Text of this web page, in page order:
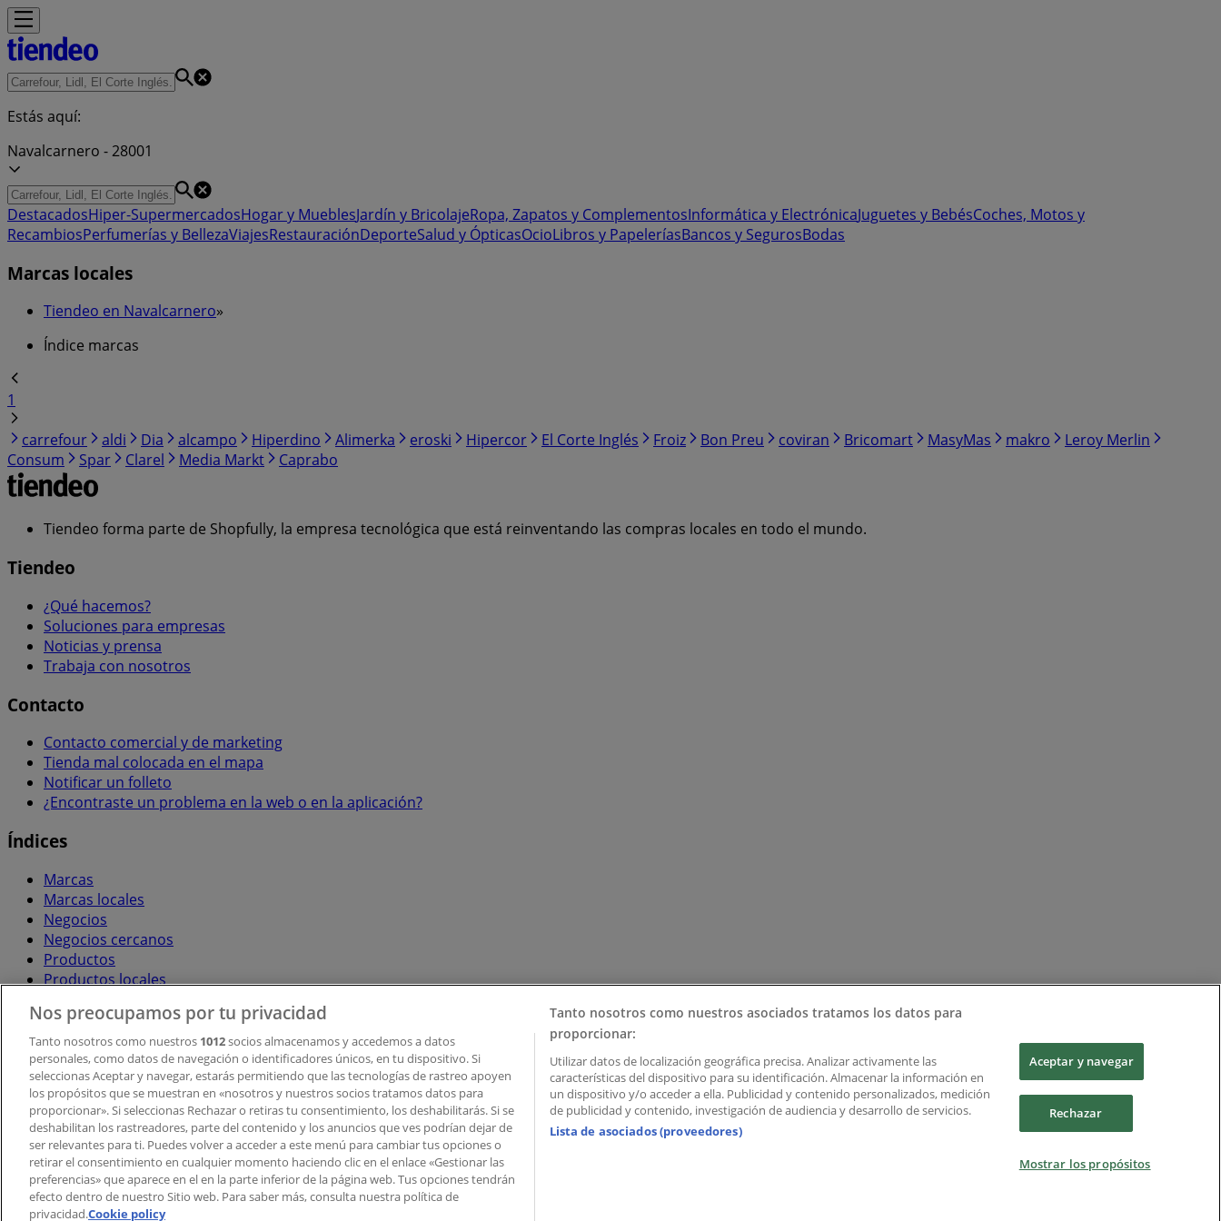
Estás aquí:
Navalcarnero - 28001
DestacadosHiper-SupermercadosHogar y MueblesJardín y BricolajeRopa, Zapatos y ComplementosInformática y ElectrónicaJuguetes y BebésCoches, Motos y
RecambiosPerfumerías y BellezaViajesRestauraciónDeporteSalud y ÓpticasOcioLibros y PapeleríasBancos y SegurosBodas
Marcas locales
Tiendeo en Navalcarnero»
Índice marcas
1
carrefour
aldi Dia alcampo Hiperdino Alimerka eroski Hipercor El Corte Inglés Froiz Bon Preu coviran Bricomart MasyMas makro
Leroy Merlin
Consum
Spar Clarel Media Markt Caprabo
Tiendeo forma parte de Shopfully, la empresa tecnológica que está reinventando las compras locales en todo el mundo.
Tiendeo
¿Qué hacemos?
Soluciones para empresas
Noticias y prensa
Trabaja con nosotros
Contacto
Contacto comercial y de marketing
Tienda mal colocada en el mapa
Notificar un folleto
¿Encontraste un problema en la web o en la aplicación?
Índices
Marcas
Marcas locales
Negocios
Negocios cercanos
Productos
Productos locales
Descargar la APP Tiendeo
Copyright © Tiendeo ® 2026 · Shopfully Marketing S.L.U. – Palau de Mar – 08039 Barcelona, Spain
Términos y condicionesPolítica de privacidad
Nos preocupamos por tu privacidad
Tanto nosotros como nuestros 1012socios almacenamos y accedemos a datos
personales, como datos de navegación o identificadores únicos, en tu dispositivo. Si
seleccionas Aceptar y navegar, estarás permitiendo que las tecnologías de rastreo apoyen
los propósitos que se muestran en «nosotros y nuestros socios tratamos datos para
proporcionar». Si seleccionas Rechazar o retiras tu consentimiento, los deshabilitarás. Si se
deshabilitan los rastreadores, parte del contenido y los anuncios que ves podrían dejar de
ser relevantes para ti. Puedes volver a acceder a este menú para cambiar tus opciones o
retirar el consentimiento en cualquier momento haciendo clic en el enlace «Gestionar las
preferencias» que aparece en el en la parte inferior de la página web. Tus opciones tendrán
efecto dentro de nuestro Sitio web. Para saber más, consulta nuestra política de
privacidad.Cookie policy
Tanto nosotros como nuestros asociados tratamos los datos para
proporcionar:
Utilizar datos de localización geográfica precisa. Analizar activamente las
características del dispositivo para su identificación. Almacenar la información en
un dispositivo y/o acceder a ella. Publicidad y contenido personalizados, medición
de publicidad y contenido, investigación de audiencia y desarrollo de servicios.
Lista de asociados (proveedores)
Aceptar y navegar
Rechazar
Mostrar los propósitos